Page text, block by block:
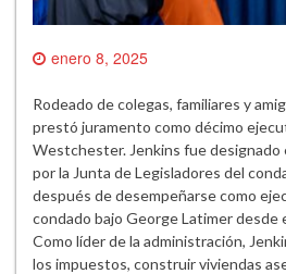
enero 8, 2025
Rodeado de colegas, familiares y
prestó juramento como décimo
Westchester. Jenkins fue designado
por la Junta de Legisladores del
después de desempeñarse como
condado bajo George Latimer desde
Como líder de la administración,
los impuestos, construir viviendas